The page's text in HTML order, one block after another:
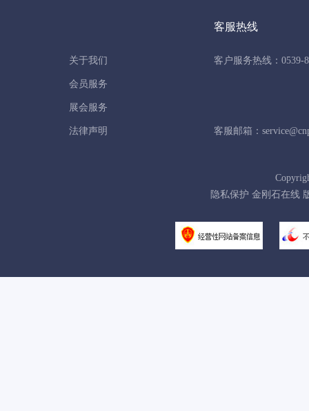
关于我们
会员服务
展会服务
法律声明
客服热线
客户服务热线：0539-
客服邮箱：
隐私保护 金刚石在线